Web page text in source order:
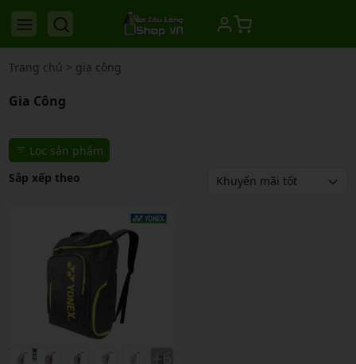
Trang chủ > gia công
Gia Công
Lọc sản phẩm
Sắp xếp theo